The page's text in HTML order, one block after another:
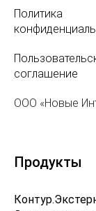
Политика
соглашение
ООО «Новые
Продукты